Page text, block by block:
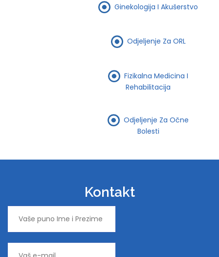
Ginekologija I Akušerstvo
Odjeljenje Za ORL
Fizikalna Medicina I
Rehabilitacija
Odjeljenje Za Očne
Bolesti
Kontakt